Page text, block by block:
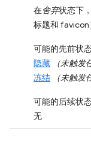
在舍弃状态下
标题和 favicon
可能的先前状
隐藏
（未触发
冻结
（未触发
可能的后续状
无